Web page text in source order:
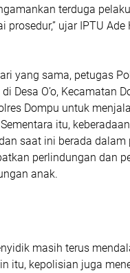
terduga
ujar IPTU Ade
yang sama, petugas
Desa O’o, Kecamatan
Dompu untuk
itu,
saat ini berada dalam
perlindungan dan
anak.
masih terus
itu, kepolisian juga